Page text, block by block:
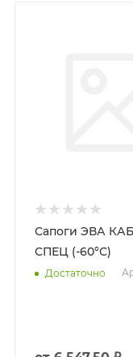
Сапоги ЭВА
СПЕЦ (-60°С)
Достаточно